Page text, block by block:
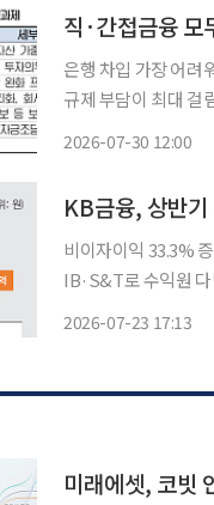
직·간접금융 모
은행 차입 가장 어려
규제 부담이 최대 걸림돌 기업들이 은행 대출부터 회사채·주식 발행까지 직·
2026-07-30 12:00
KB금융, 상반
비이자이익 33.3%
IB·S&T로 수익원 다변
2026-07-23 17:13
미래에셋, 코빗